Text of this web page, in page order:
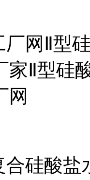
厂网Ⅱ型
家Ⅱ型硅
网
合硅酸盐